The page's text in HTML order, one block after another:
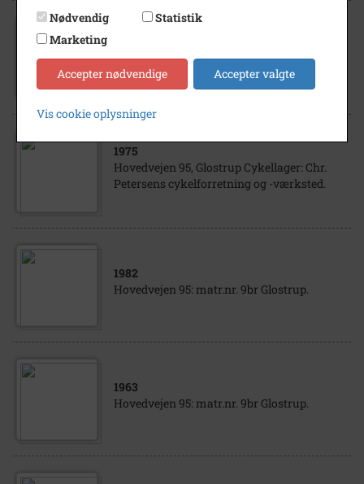
Glostrup Cykellager, Hovedvejen 95, 1941.
1975
Hovedvejen 95, Glostrup Cykellager: Chr.
Petersens cykelforretning og -værksted.
1982
Hovedvejen 95: matr.nr. 9br Glostrup.
1963
Hovedvejen 95: matr.nr. 9br Glostrup.
Nødvendig
Statistik
Marketing
Accepter nødvendige Accepter valgte
Vis cookie oplysninger